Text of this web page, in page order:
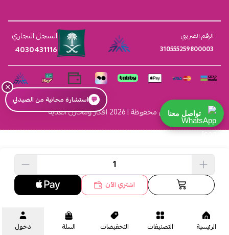
اشتري الآن
الرقم الضريبي
310555259800003
السجل التجاري
4030431116
الحقوق محفوظة | 2026 افكار ومخازن العناية
الرئيسية التصنيفات التخفيضات السلة دخول
×
💬 استشارة مجانية من الصيدلي
تواصل معنا